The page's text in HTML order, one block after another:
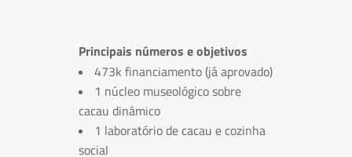
Principais números e objetivos
473k financiamento (já aprovado)
1 núcleo museológico sobre
cacau dinâmico
1 laboratório de cacau e cozinha
social